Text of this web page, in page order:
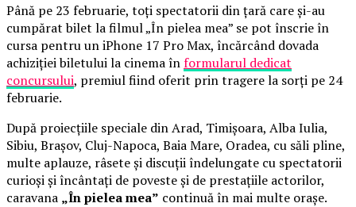
Până pe 23 februarie, toți spectatorii din țară care și-au
cumpărat bilet la filmul „În pielea mea” se pot înscrie în
cursa pentru un iPhone 17 Pro Max, încărcând dovada
achiziției biletului la cinema înformularul dedicat
concursului, premiul fiind oferit prin tragere la sorți pe 24
februarie.
După proiecțiile speciale din Arad, Timișoara, Alba Iulia,
Sibiu, Brașov, Cluj-Napoca, Baia Mare, Oradea, cu săli pline,
multe aplauze, râsete și discuții îndelungate cu spectatorii
curioși și încântați de poveste și de prestațiile actorilor,
caravana „În pielea mea” continuă în mai multe orașe.